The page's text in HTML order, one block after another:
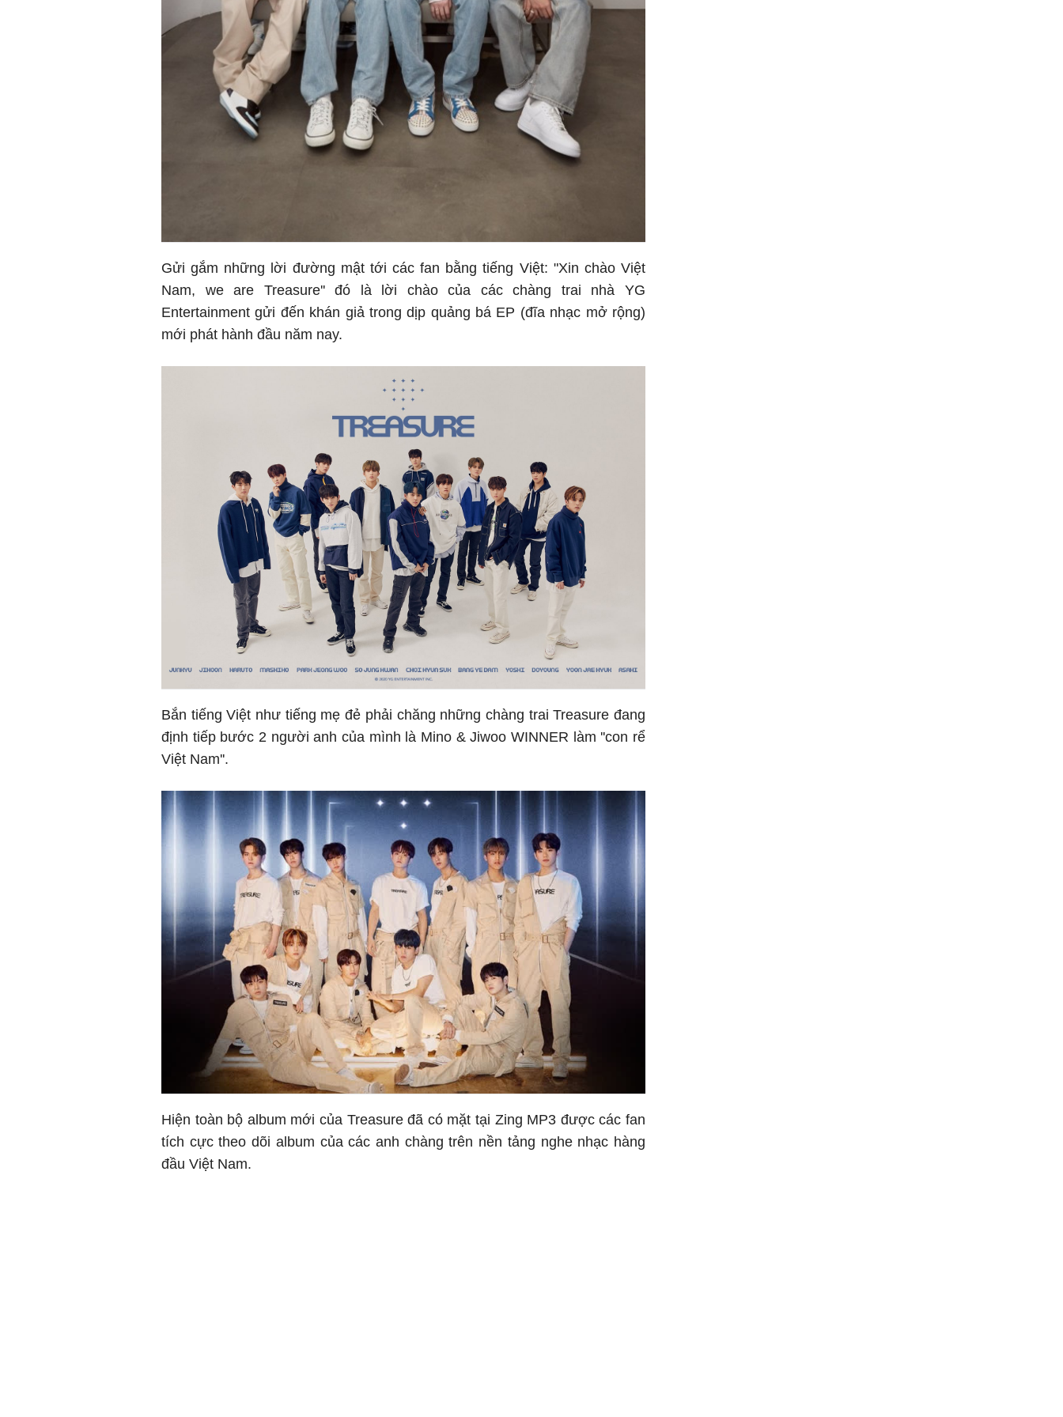
Gửi gắm những lời đường mật tới các fan bằng tiếng Việt: "Xin chào Việt
Nam, we are Treasure'' đó là lời chào của các chàng trai nhà YG
Entertainment gửi đến khán giả trong dịp quảng bá EP (đĩa nhạc mở rộng)
mới phát hành đầu năm nay.
Bắn tiếng Việt như tiếng mẹ đẻ phải chăng những chàng trai Treasure đang
định tiếp bước 2 người anh của mình là Mino & Jiwoo WINNER làm ''con rể
Việt Nam''.
Hiện toàn bộ album mới của Treasure đã có mặt tại Zing MP3 được các fan
tích cực theo dõi album của các anh chàng trên nền tảng nghe nhạc hàng
đầu Việt Nam.